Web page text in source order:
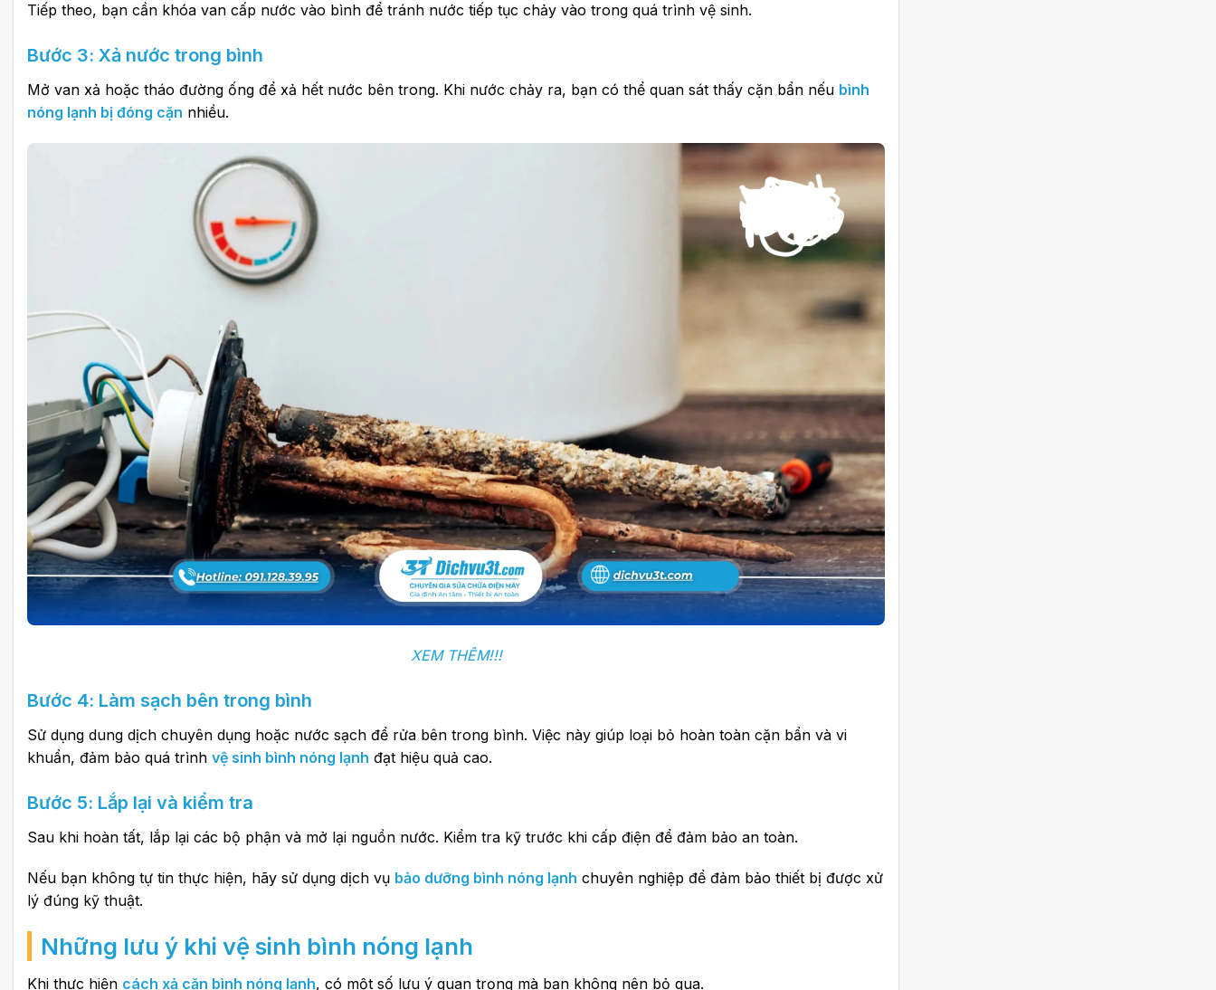
Tiếp theo, bạn cần khóa van cấp nước vào bình để tránh nước tiếp tục chảy vào trong quá trình vệ sinh.
Bước 3: Xả nước trong bình
Mở van xả hoặc tháo đường ống để xả hết nước bên trong. Khi nước chảy ra, bạn có thể quan sát thấy cặn bẩn nếu bình
nóng lạnh bị đóng cặn nhiều.
XEM THÊM!!!
Bước 4: Làm sạch bên trong bình
Sử dụng dung dịch chuyên dụng hoặc nước sạch để rửa bên trong bình. Việc này giúp loại bỏ hoàn toàn cặn bẩn và vi
khuẩn, đảm bảo quá trình vệ sinh bình nóng lạnh đạt hiệu quả cao.
Bước 5: Lắp lại và kiểm tra
Sau khi hoàn tất, lắp lại các bộ phận và mở lại nguồn nước. Kiểm tra kỹ trước khi cấp điện để đảm bảo an toàn.
Nếu bạn không tự tin thực hiện, hãy sử dụng dịch vụ bảo dưỡng bình nóng lạnh chuyên nghiệp để đảm bảo thiết bị được xử
lý đúng kỹ thuật.
Những lưu ý khi vệ sinh bình nóng lạnh
Khi thực hiện cách xả cặn bình nóng lạnh, có một số lưu ý quan trọng mà bạn không nên bỏ qua.